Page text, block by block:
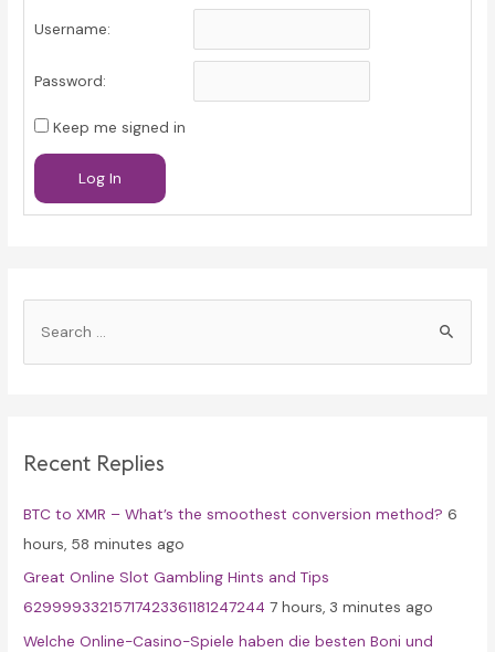
Username:
Password:
Keep me signed in
Log In
h
o
r
:
Recent Replies
BTC to XMR – What’s the smoothest conversion method? 6
hours, 58 minutes ago
Great Online Slot Gambling Hints and Tips
62999933215717423361181247244 7 hours, 3 minutes ago
Welche Online-Casino-Spiele haben die besten Boni und